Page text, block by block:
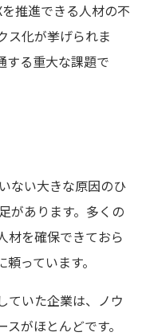
推進できる人材の不
ス化が挙げられま
する重大な課題で
ない大きな原因のひ
があります。多くの
材を確保できておら
っています。
ていた企業は、ノウ
がほとんどです。